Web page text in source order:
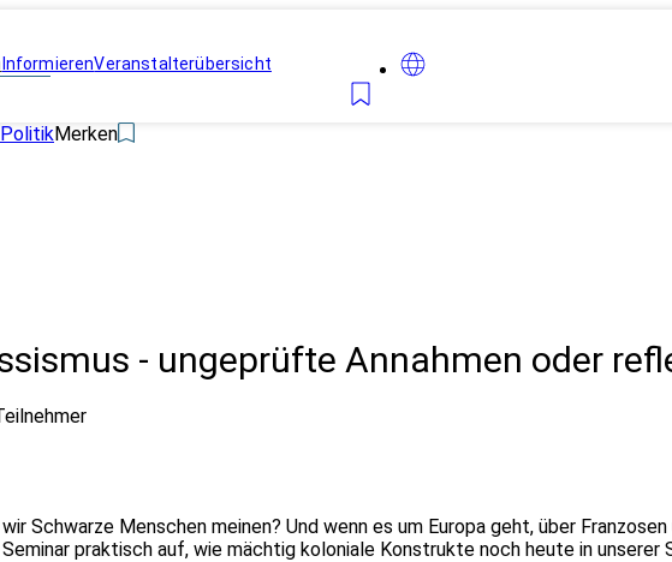
InformierenVeranstalterübersicht
Merken
- ungeprüfte Annahmen oder
Schwarze Menschen meinen? Und wenn es um Europa geht, über
praktisch auf, wie mächtig koloniale Konstrukte noch heute in unserer